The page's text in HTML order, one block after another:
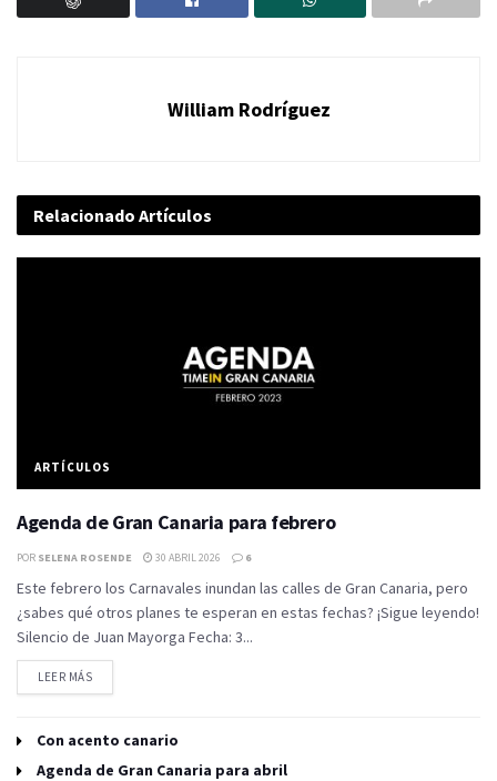
William Rodríguez
Relacionado Artículos
ARTÍCULOS
Agenda de Gran Canaria para febrero
POR SELENA ROSENDE 30 ABRIL 2026 6
Este febrero los Carnavales inundan las calles de Gran Canaria, pero
¿sabes qué otros planes te esperan en estas fechas? ¡Sigue leyendo!
Silencio de Juan Mayorga Fecha: 3...
LEER MÁS
Con acento canario
Agenda de Gran Canaria para abril